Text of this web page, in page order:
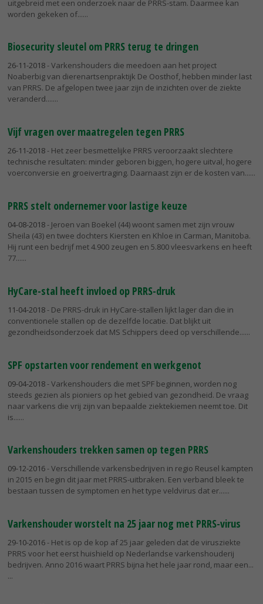
uitgebreid met een onderzoek naar de PRRS-stam. Daarmee kan
worden gekeken of...
Biosecurity sleutel om PRRS terug te dringen
26-11-2018- Varkenshouders die meedoen aan het project
Noaberbig van dierenartsenpraktijk De Oosthof, hebben minder last
van PRRS. De afgelopen twee jaar zijn de inzichten over de ziekte
veranderd....
Vijf vragen over maatregelen tegen PRRS
26-11-2018- Het zeer besmettelijke PRRS veroorzaakt slechtere
technische resultaten: minder geboren biggen, hogere uitval, hogere
voerconversie en groeivertraging. Daarnaast zijn er de kosten van...
PRRS stelt ondernemer voor lastige keuze
04-08-2018- Jeroen van Boekel (44) woont samen met zijn vrouw
Sheila (43) en twee dochters Kiersten en Khloe in Carman, Manitoba.
Hij runt een bedrijf met 4.900 zeugen en 5.800 vleesvarkens en heeft
77...
HyCare-stal heeft invloed op PRRS-druk
11-04-2018- De PRRS-druk in HyCare-stallen lijkt lager dan die in
conventionele stallen op de dezelfde locatie. Dat blijkt uit
gezondheidsonderzoek dat MS Schippers deed op verschillende...
SPF opstarten voor rendement en werkgenot
09-04-2018- Varkenshouders die met SPF beginnen, worden nog
steeds gezien als pioniers op het gebied van gezondheid. De vraag
naar varkens die vrij zijn van bepaalde ziektekiemen neemt toe. Dit
is...
Varkenshouders trekken samen op tegen PRRS
09-12-2016- Verschillende varkensbedrijven in regio Reusel kampten
in 2015 en begin dit jaar met PRRS-uitbraken. Een verband bleek te
bestaan tussen de symptomen en het type veldvirus dat er...
Varkenshouder worstelt na 25 jaar nog met PRRS-virus
29-10-2016- Het is op de kop af 25 jaar geleden dat de virusziekte
PRRS voor het eerst huishield op Nederlandse varkenshouderij
bedrijven. Anno 2016 waart PRRS bijna het hele jaar rond, maar een...